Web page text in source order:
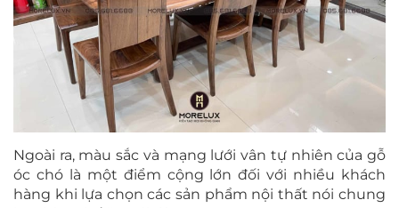
Ngoài ra, màu sắc và mạng lưới vân tự nhiên của gỗ
óc chó là một điểm cộng lớn đối với nhiều khách
hàng khi lựa chọn các sản phẩm nội thất nói chung